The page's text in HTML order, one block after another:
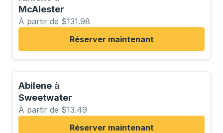
McAlester
À partir de $131.98
Réserver maintenant
Abilene à
Sweetwater
À partir de $13.49
Réserver maintenant